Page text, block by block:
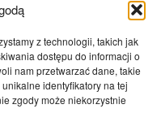
z technologii, takich jak
dostępu do informacji o
nam przetwarzać dane, takie
identyfikatory na tej
zgody może niekorzystnie